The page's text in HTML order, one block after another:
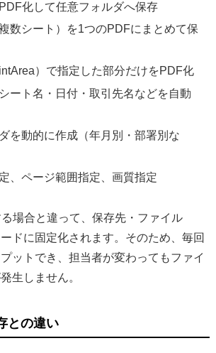
化して任意フォルダへ保存
数シート）を1つのPDFにまとめて保
）で指定した部分だけをPDF化
ート名・日付・取引先名などを自動
を動的に作成（年月別・部署別な
、ページ範囲指定、画質指定
場合と違って、保存先・ファイル
ドに固定化されます。そのため、毎回
ットでき、担当者が変わってもファイ
生しません。
との違い